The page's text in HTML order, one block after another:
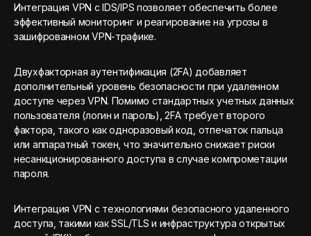
Интеграция VPN с IDS/IPS позволяет обеспечить более
эффективный мониторинг и реагирование на угрозы в
зашифрованном VPN-трафике.
Двухфакторная аутентификация (2FA) добавляет
дополнительный уровень безопасности при удаленном
доступе через VPN. Помимо стандартных учетных данных
пользователя (логин и пароль), 2FA требует второго
фактора, такого как одноразовый код, отпечаток пальца
или аппаратный токен, что значительно снижает риски
несанкционированного доступа в случае компрометации
пароля.
Интеграция VPN с технологиями безопасного удаленного
доступа, такими как SSL/TLS и инфраструктура открытых